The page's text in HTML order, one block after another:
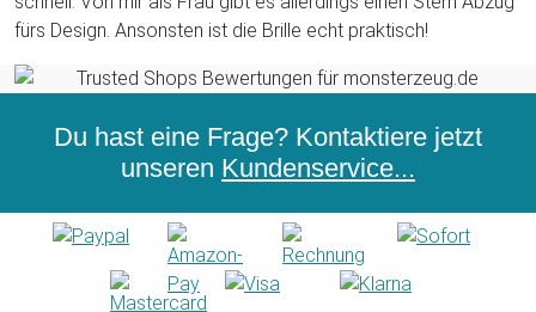
fürs Design. Ansonsten ist die Brille echt praktisch!
Du hast eine Frage? Kontaktiere jetzt
unseren Kundenservice...